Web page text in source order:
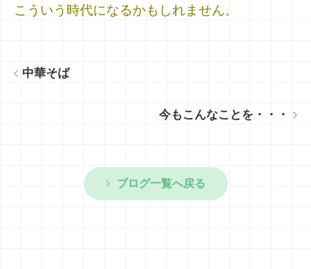
こういう時代になるかもしれません。
中華そば
今もこんなことを・・・
ブログ一覧へ戻る